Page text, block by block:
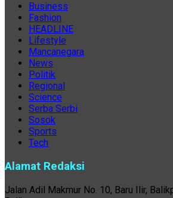
Business
Fashion
HEADLINE
Lifestyle
Mancanegara
News
Politik
Regional
Science
Serba Serbi
Sosok
Sports
Tech
Alamat Redaksi
Jalan Adil Makmur No. 10, Baru Ilir,